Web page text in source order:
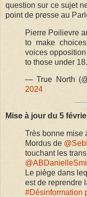
question sur ce sujet
point de presse au
Pierre Poilievre
to make
voices
to those under 18.
— True North
2024
Mise à jour du 5
Très bonne mise
Mordus de ⁦
touchant les
Le piège dans
est de reprendre
#Désinformation